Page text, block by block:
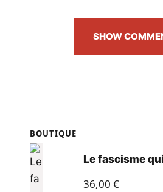
SHOW
BOUTIQUE
Le fascisme
36,00 €